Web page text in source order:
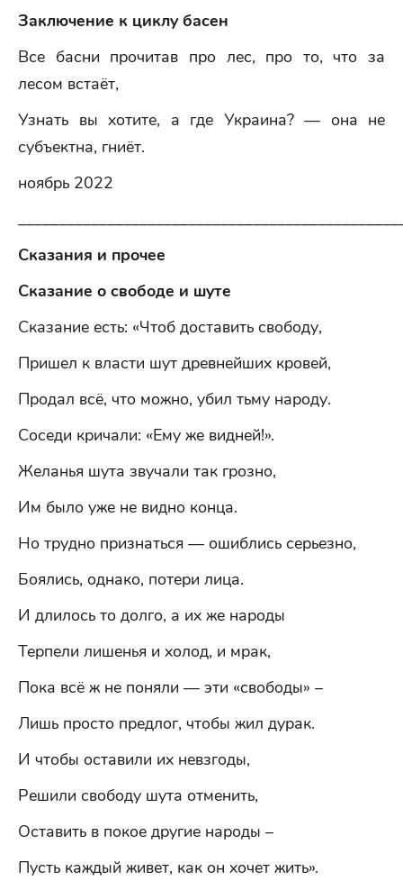
Заключение к циклу басен
Все басни прочитав про лес, про то, что за
лесом встаёт,
Узнать вы хотите, а где Украина? — она не
субъектна, гниёт.
ноябрь 2022
Сказания и прочее
Сказание о свободе и шуте
Сказание есть: «Чтоб доставить свободу,
Пришел к власти шут древнейших кровей,
Продал всё, что можно, убил тьму народу.
Соседи кричали: «Ему же видней!».
Желанья шута звучали так грозно,
Им было уже не видно конца.
Но трудно признаться — ошиблись серьезно,
Боялись, однако, потери лица.
И длилось то долго, а их же народы
Терпели лишенья и холод, и мрак,
Пока всё ж не поняли — эти «свободы» –
Лишь просто предлог, чтобы жил дурак.
И чтобы оставили их невзгоды,
Решили свободу шута отменить,
Оставить в покое другие народы –
Пусть каждый живет, как он хочет жить».